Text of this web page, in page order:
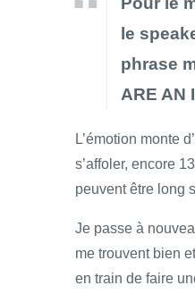
le
phrase
ARE AN
L’émotion monte
s’affoler, encore
peuvent être long
Je passe à
me trouvent bien
en train de faire